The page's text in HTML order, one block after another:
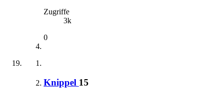
Zugriffe
3k
0
Knippel 15